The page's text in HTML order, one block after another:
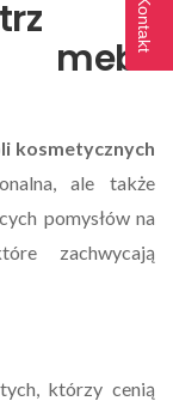
z
mebli
kosmetycznych
ale także
pomysłów na
zachwycają
którzy cenią
Kontakt